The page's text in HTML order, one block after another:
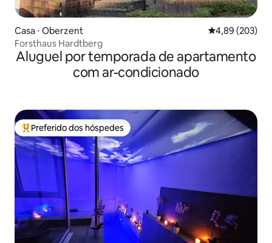
Casa ⋅ Oberzent 4,89 de uma
4,89 (203)
Forsthaus Hardtberg
Aluguel por temporada de apartamento
com ar-condicionado
Entre os melhores preferidos dos hóspedes
Preferido dos hóspedes